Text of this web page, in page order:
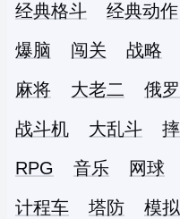
经典格斗
经典动作
爆脑
闯关 战略
麻将
大老二 俄
战斗机
大乱斗
RPG
音乐 网球
计程车
塔防 模拟